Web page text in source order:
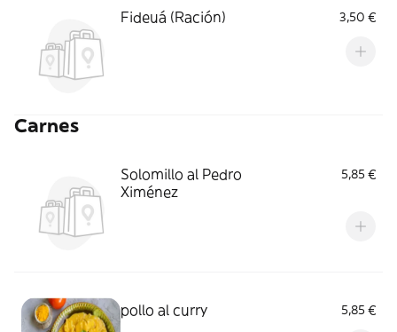
Fideuá (Ración) 3,50 €
Carnes
Solomillo al Pedro
Ximénez
5,85 €
pollo al curry 5,85 €